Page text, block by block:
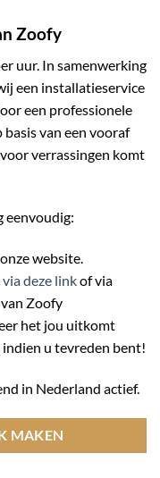
Zoofy
uur. In samenwerking
een installatieservice
een professionele
van een vooraf
verrassingen komt
eenvoudig:
website.
via deze linkof via
Zoofy
het jou uitkomt
u tevreden bent!
in Nederland actief.
MAKEN